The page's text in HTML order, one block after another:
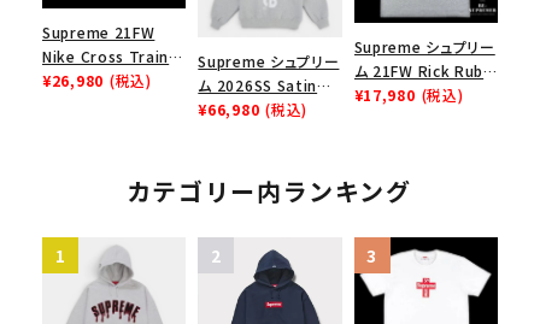
Supreme 21FW
Nike Cross Trainer
Low ナイキクロスト
¥26,980 (税込)
Supreme シュプリー
ム 2026SS Satin
Applique Hooded
スウェットパーカー ヘ
ザーグレー
¥66,980 (税込)
Supreme シュプリー
ム 21FW Rick Rubin
Tee リックルービンT
¥17,980 (税込)
カテゴリー内ランキング